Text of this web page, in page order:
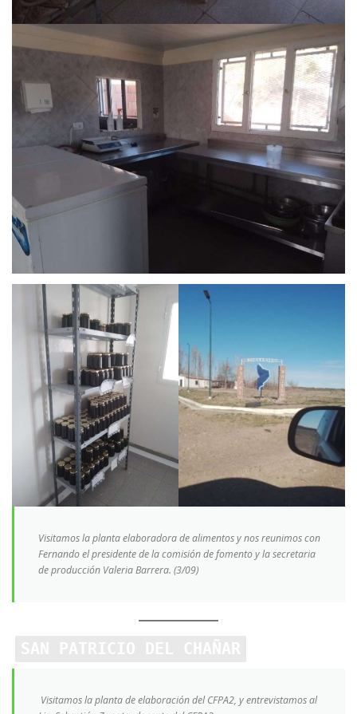
Visitamos la planta elaboradora de alimentos y nos reunimos con
Fernando el presidente de la comisión de fomento y la secretaria
de producción Valeria Barrera. (3/09)
Visitamos la planta de elaboración del CFPA2, y entrevistamos al